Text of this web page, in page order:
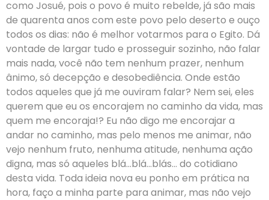
como Josué, pois o povo é muito rebelde, já são mais
de quarenta anos com este povo pelo deserto e ouço
todos os dias: não é melhor votarmos para o Egito. Dá
vontade de largar tudo e prosseguir sozinho, não falar
mais nada, você não tem nenhum prazer, nenhum
ânimo, só decepção e desobediência. Onde estão
todos aqueles que já me ouviram falar? Nem sei, eles
querem que eu os encorajem no caminho da vida, mas
quem me encoraja!? Eu não digo me encorajar a
andar no caminho, mas pelo menos me animar, não
vejo nenhum fruto, nenhuma atitude, nenhuma ação
digna, mas só aqueles blá…blá…blás… do cotidiano
desta vida. Toda ideia nova eu ponho em prática na
hora, faço a minha parte para animar, mas não vejo